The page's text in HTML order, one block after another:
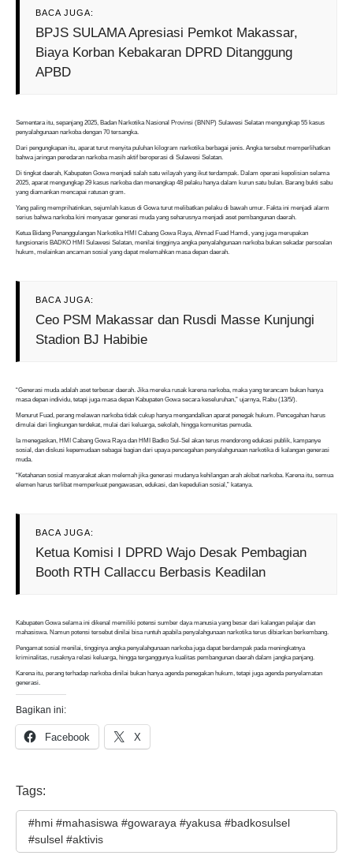
BACA JUGA:
BPJS SULAMA Apresiasi Pemkot Makassar,
Biaya Korban Kebakaran DPRD Ditanggung
APBD
Sementara itu, sepanjang 2025, Badan Narkotika Nasional Provinsi (BNNP) Sulawesi Selatan mengungkap 55 kasus
penyalahgunaan narkoba dengan 70 tersangka.
Dari pengungkapan itu, aparat turut menyita puluhan kilogram narkotika berbagai jenis. Angka tersebut memperlihatkan
bahwa jaringan peredaran narkoba masih aktif beroperasi di Sulawesi Selatan.
Di tingkat daerah, Kabupaten Gowa menjadi salah satu wilayah yang ikut terdampak. Dalam operasi kepolisian selama
2025, aparat mengungkap 29 kasus narkoba dan menangkap 48 pelaku hanya dalam kurun satu bulan. Barang bukti sabu
yang diamankan mencapai ratusan gram.
Yang paling memprihatinkan, sejumlah kasus di Gowa turut melibatkan pelaku di bawah umur. Fakta ini menjadi alarm
serius bahwa narkoba kini menyasar generasi muda yang seharusnya menjadi aset pembangunan daerah.
Ketua Bidang Penanggulangan Narkotika HMI Cabang Gowa Raya, Ahmad Fuad Hamdi, yang juga merupakan
fungsionaris BADKO HMI Sulawesi Selatan, menilai tingginya angka penyalahgunaan narkoba bukan sekadar persoalan
hukum, melainkan ancaman sosial yang dapat melemahkan masa depan daerah.
BACA JUGA:
Ceo PSM Makassar dan Rusdi Masse Kunjungi
Stadion BJ Habibie
“Generasi muda adalah aset terbesar daerah. Jika mereka rusak karena narkoba, maka yang terancam bukan hanya
masa depan individu, tetapi juga masa depan Kabupaten Gowa secara keseluruhan,” ujarnya, Rabu (13/5/).
Menurut Fuad, perang melawan narkoba tidak cukup hanya mengandalkan aparat penegak hukum. Pencegahan harus
dimulai dari lingkungan terdekat, mulai dari keluarga, sekolah, hingga komunitas pemuda.
Ia menegaskan, HMI Cabang Gowa Raya dan HMI Badko Sul-Sel akan terus mendorong edukasi publik, kampanye
sosial, dan diskusi kepemudaan sebagai bagian dari upaya pencegahan penyalahgunaan narkotika di kalangan generasi
muda.
“Ketahanan sosial masyarakat akan melemah jika generasi mudanya kehilangan arah akibat narkoba. Karena itu, semua
elemen harus terlibat memperkuat pengawasan, edukasi, dan kepedulian sosial,” katanya.
BACA JUGA:
Ketua Komisi I DPRD Wajo Desak Pembagian
Booth RTH Callaccu Berbasis Keadilan
Kabupaten Gowa selama ini dikenal memiliki potensi sumber daya manusia yang besar dari kalangan pelajar dan
mahasiswa. Namun potensi tersebut dinilai bisa runtuh apabila penyalahgunaan narkotika terus dibiarkan berkembang.
Pengamat sosial menilai, tingginya angka penyalahgunaan narkoba juga dapat berdampak pada meningkatnya
kriminalitas, rusaknya relasi keluarga, hingga terganggunya kualitas pembangunan daerah dalam jangka panjang.
Karena itu, perang terhadap narkoba dinilai bukan hanya agenda penegakan hukum, tetapi juga agenda penyelamatan
generasi.
Bagikan ini:
Facebook X
Tags:
#hmi #mahasiswa #gowaraya #yakusa #badkosulsel
#sulsel #aktivis